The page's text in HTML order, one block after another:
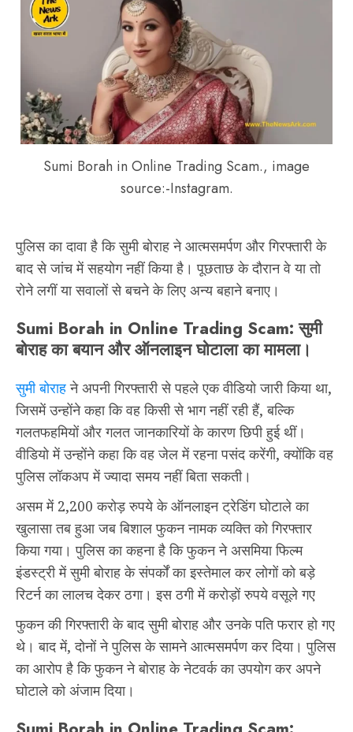
Sumi Borah in Online Trading Scam., image
source:-Instagram.
पुलिस का दावा है कि सुमी बोराह ने आत्मसमर्पण और गिरफ्तारी के
बाद से जांच में सहयोग नहीं किया है। पूछताछ के दौरान वे या तो
रोने लगीं या सवालों से बचने के लिए अन्य बहाने बनाए।
Sumi Borah in Online Trading Scam:सुमी
बोराह का बयान और ऑनलाइन घोटाला का मामला।
सुमी बोराहने अपनी गिरफ्तारी से पहले एक वीडियो जारी किया था,
जिसमें उन्होंने कहा कि वह किसी से भाग नहीं रही हैं, बल्कि
गलतफहमियों और गलत जानकारियों के कारण छिपी हुई थीं।
वीडियो में उन्होंने कहा कि वह जेल में रहना पसंद करेंगी, क्योंकि वह
पुलिस लॉकअप में ज्यादा समय नहीं बिता सकती।
असम में 2,200 करोड़ रुपये के ऑनलाइन ट्रेडिंग घोटाले का
खुलासा तब हुआ जब बिशाल फुकन नामक व्यक्ति को गिरफ्तार
किया गया। पुलिस का कहना है कि फुकन ने असमिया फिल्म
इंडस्ट्री में सुमी बोराह के संपर्कों का इस्तेमाल कर लोगों को बड़े
रिटर्न का लालच देकर ठगा। इस ठगी में करोड़ों रुपये वसूले गए
फुकन की गिरफ्तारी के बाद सुमी बोराह और उनके पति फरार हो गए
थे। बाद में, दोनों ने पुलिस के सामने आत्मसमर्पण कर दिया। पुलिस
का आरोप है कि फुकन ने बोराह के नेटवर्क का उपयोग कर अपने
घोटाले को अंजाम दिया।